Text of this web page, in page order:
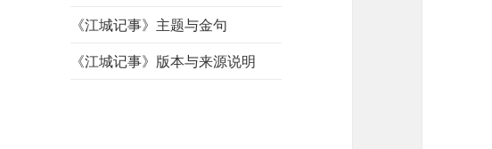
《江城记事》主题与金句
《江城记事》版本与来源说明